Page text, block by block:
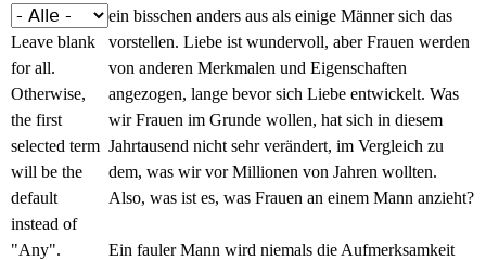
ein bisschen anders aus als einige Männer sich das
vorstellen. Liebe ist wundervoll, aber Frauen werden
von anderen Merkmalen und Eigenschaften
angezogen, lange bevor sich Liebe entwickelt. Was
wir Frauen im Grunde wollen, hat sich in diesem
Jahrtausend nicht sehr verändert, im Vergleich zu
dem, was wir vor Millionen von Jahren wollten.
Also, was ist es, was Frauen an einem Mann anzieht?
Ein fauler Mann wird niemals die Aufmerksamkeit
Leave blank
for all.
Otherwise,
the first
selected term
will be the
default
instead of
"Any".